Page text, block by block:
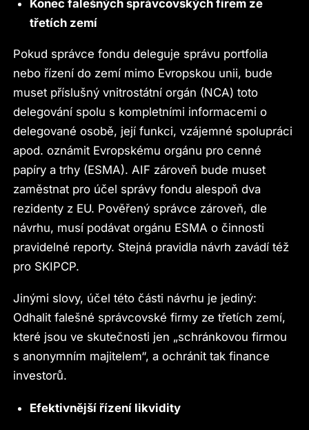
Konec falešných správcovských firem ze
třetích zemí
Pokud správce fondu deleguje správu portfolia
nebo řízení do zemí mimo Evropskou unii, bude
muset příslušný vnitrostátní orgán (NCA) toto
delegování spolu s kompletními informacemi o
delegované osobě, její funkci, vzájemné spolupráci
apod. oznámit Evropskému orgánu pro cenné
papíry a trhy (ESMA). AIF zároveň bude muset
zaměstnat pro účel správy fondu alespoň dva
rezidenty z EU. Pověřený správce zároveň, dle
návrhu, musí podávat orgánu ESMA o činnosti
pravidelné reporty. Stejná pravidla návrh zavádí též
pro SKIPCP.
Jinými slovy, účel této části návrhu je jediný:
Odhalit falešné správcovské firmy ze třetích zemí,
které jsou ve skutečnosti jen „schránkovou firmou
s anonymním majitelem“, a ochránit tak finance
investorů.
Efektivnější řízení likvidity